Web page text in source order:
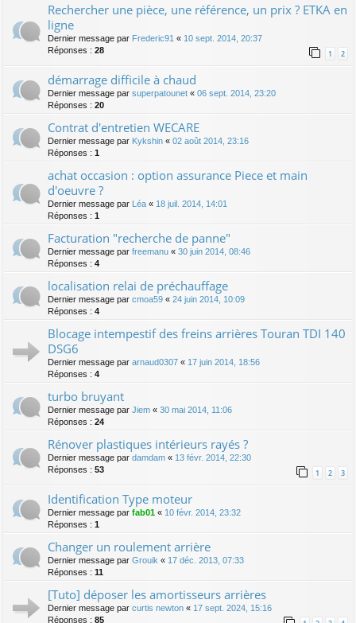
Rechercher une pièce, une référence, un prix ? ETKA en
ligne
Dernier message par Frederic91 « 10 sept. 2014, 20:37
Réponses : 28 1 2
démarrage difficile à chaud
Dernier message par superpatounet « 06 sept. 2014, 23:20
Réponses : 20
Contrat d'entretien WECARE
Dernier message par Kykshin « 02 août 2014, 23:16
Réponses : 1
achat occasion : option assurance Piece et main
d'oeuvre ?
Dernier message par Léa « 18 juil. 2014, 14:01
Réponses : 1
Facturation "recherche de panne"
Dernier message par freemanu « 30 juin 2014, 08:46
Réponses : 4
localisation relai de préchauffage
Dernier message par cmoa59 « 24 juin 2014, 10:09
Réponses : 4
Blocage intempestif des freins arrières Touran TDI 140
DSG6
Dernier message par arnaud0307 « 17 juin 2014, 18:56
Réponses : 4
turbo bruyant
Dernier message par Jiem « 30 mai 2014, 11:06
Réponses : 24
Rénover plastiques intérieurs rayés ?
Dernier message par damdam « 13 févr. 2014, 22:30
Réponses : 53 1 2 3
Identification Type moteur
Dernier message par fab01 « 10 févr. 2014, 23:32
Réponses : 1
Changer un roulement arrière
Dernier message par Grouik « 17 déc. 2013, 07:33
Réponses : 11
[Tuto] déposer les amortisseurs arrières
Dernier message par curtis newton « 17 sept. 2024, 15:16
Réponses : 85